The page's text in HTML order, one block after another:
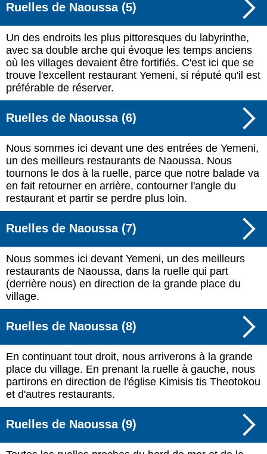
Ruelles de Naoussa (5)
Un des endroits les plus pittoresques du labyrinthe,
avec sa double arche qui évoque les temps anciens
où les villages devaient être fortifiés. C'est ici que se
trouve l'excellent restaurant Yemeni, si réputé qu'il est
préférable de réserver.
Ruelles de Naoussa (6)
Nous sommes ici devant une des entrées de Yemeni,
un des meilleurs restaurants de Naoussa. Nous
tournons le dos à la ruelle, parce que notre balade va
en fait retourner en arrière, contourner l'angle du
restaurant et partir se perdre plus loin.
Ruelles de Naoussa (7)
Nous sommes ici devant Yemeni, un des meilleurs
restaurants de Naoussa, dans la ruelle qui part
(derrière nous) en direction de la grande place du
village.
Ruelles de Naoussa (8)
En continuant tout droit, nous arriverons à la grande
place du village. En prenant la ruelle à gauche, nous
partirons en direction de l'église Kimisis tis Theotokou
et d'autres restaurants.
Ruelles de Naoussa (9)